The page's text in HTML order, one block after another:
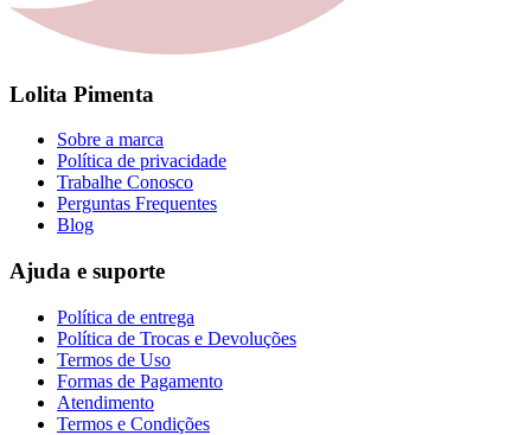
Lolita Pimenta
Sobre a marca
Política de privacidade
Trabalhe Conosco
Perguntas Frequentes
Blog
Ajuda e suporte
Política de entrega
Política de Trocas e Devoluções
Termos de Uso
Formas de Pagamento
Atendimento
Termos e Condições